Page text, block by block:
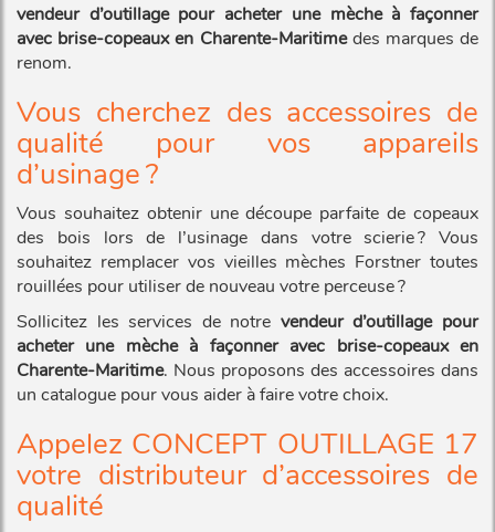
vendeur d’outillage pour acheter une mèche à façonner
avec brise-copeaux en Charente-Maritimedes marques de
renom.
Vous cherchez des accessoires de
qualité pour vos appareils
d’usinage ?
Vous souhaitez obtenir une découpe parfaite de copeaux
des bois lors de l’usinage dans votre scierie ? Vous
souhaitez remplacer vos vieilles mèches Forstner toutes
rouillées pour utiliser de nouveau votre perceuse ?
Sollicitez les services de notre vendeur d’outillage pour
acheter une mèche à façonner avec brise-copeaux en
Charente-Maritime. Nous proposons des accessoires dans
un catalogue pour vous aider à faire votre choix.
Appelez CONCEPT OUTILLAGE 17
votre distributeur d’accessoires de
qualité